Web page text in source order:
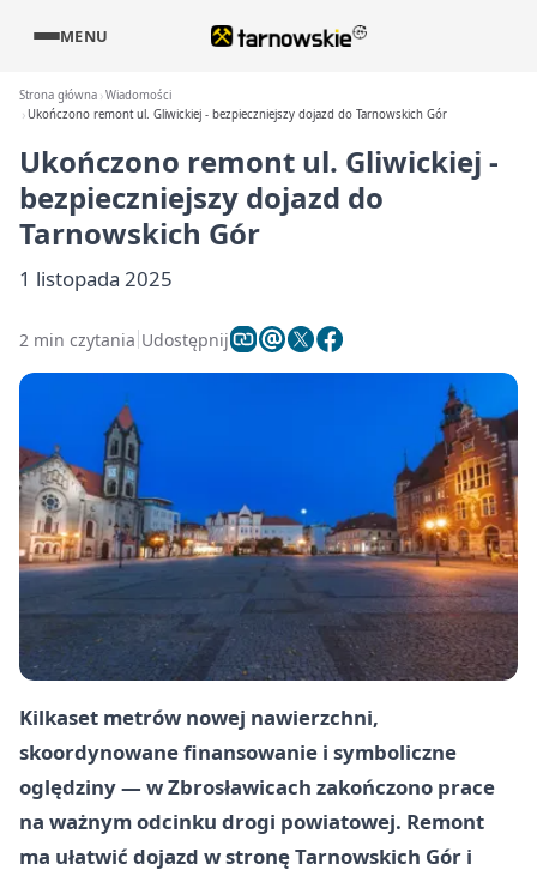
MENU
Strona główna Wiadomości
Ukończono remont ul. Gliwickiej - bezpieczniejszy dojazd do Tarnowskich Gór
Ukończono remont ul. Gliwickiej -
bezpieczniejszy dojazd do
Tarnowskich Gór
1 listopada 2025
2 min czytania Udostępnij
Kilkaset metrów nowej nawierzchni,
skoordynowane finansowanie i symboliczne
oględziny — w Zbrosławicach zakończono prace
na ważnym odcinku drogi powiatowej. Remont
ma ułatwić dojazd w stronę Tarnowskich Gór i